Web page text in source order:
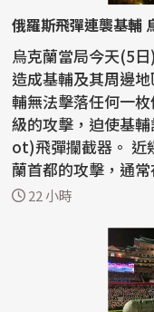
俄羅斯飛彈連襲基輔
烏克蘭當局今天(5
造成基輔及其周邊地
輔無法擊落任何一
級的攻擊，迫使基
ot)飛彈攔截器。 近幾個月來，俄羅斯大幅加強了對烏克
蘭首都的攻擊，通
22 小時